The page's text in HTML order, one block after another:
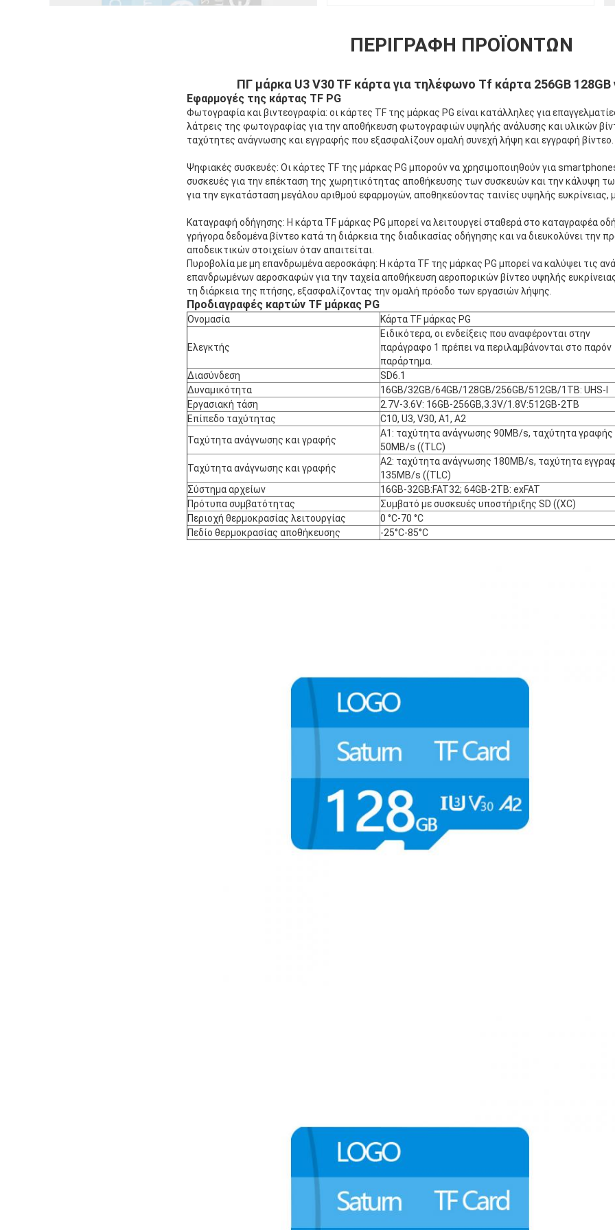
ΠΕΡΙΓΡΑΦΉ ΠΡΟΪΌΝΤΩΝ
ΠΓ μάρκα U3 V30 TF κάρτα για τηλέφωνο Tf κάρτα 256GB 128GB
Εφαρμογές της κάρτας TF PG
Φωτογραφία και βιντεογραφία: οι κάρτες TF της μάρκας PG είναι κατάλληλες για
λάτρεις της φωτογραφίας για την αποθήκευση φωτογραφιών υψηλής ανάλυσης και υλικών
ταχύτητες ανάγνωσης και εγγραφής που εξασφαλίζουν ομαλή συνεχή λήψη και εγγραφή βίντεο.
Ψηφιακές συσκευές: Οι κάρτες TF της μάρκας PG μπορούν να χρησιμοποιηθούν για
συσκευές για την επέκταση της χωρητικότητας αποθήκευσης των συσκευών και την κάλυψη
για την εγκατάσταση μεγάλου αριθμού εφαρμογών, αποθηκεύοντας ταινίες υψηλής ευκρίνειας,
Καταγραφή οδήγησης: Η κάρτα TF μάρκας PG μπορεί να λειτουργεί σταθερά στο καταγραφέα
γρήγορα δεδομένα βίντεο κατά τη διάρκεια της διαδικασίας οδήγησης και να διευκολύνει την
αποδεικτικών στοιχείων όταν απαιτείται.
Πυροβολία με μη επανδρωμένα αεροσκάφη: Η κάρτα TF της μάρκας PG μπορεί να καλύψει τις
επανδρωμένων αεροσκαφών για την ταχεία αποθήκευση αεροπορικών βίντεο υψηλής
τη διάρκεια της πτήσης, εξασφαλίζοντας την ομαλή πρόοδο των εργασιών λήψης.
Προδιαγραφές καρτών TF μάρκας PG
Ονομασία Κάρτα TF μάρκας PG
Ελεγκτής
Ειδικότερα, οι ενδείξεις που αναφέρονται στην
παράγραφο 1 πρέπει να περιλαμβάνονται στο παρόν
παράρτημα.
Διασύνδεση
SD6.1
Δυναμικότητα
16GB/32GB/64GB/128GB/256GB/512GB/1TB: UHS-I
Εργασιακή τάση
2.7V-3.6V: 16GB-256GB,3.3V/1.8V:512GB-2TB
Επίπεδο ταχύτητας
C10, U3, V30, A1, A2
Ταχύτητα ανάγνωσης και γραφής
Α1: ταχύτητα ανάγνωσης 90MB/s, ταχύτητα γραφής
50MB/s ((TLC)
Ταχύτητα ανάγνωσης και γραφής
Α2: ταχύτητα ανάγνωσης 180MB/s, ταχύτητα
135MB/s ((TLC)
Σύστημα αρχείων
16GB-32GB:FAT32; 64GB-2TB: exFAT
Πρότυπα συμβατότητας
Συμβατό με συσκευές υποστήριξης SD ((XC)
Περιοχή θερμοκρασίας λειτουργίας
0 °C-70 °C
Πεδίο θερμοκρασίας αποθήκευσης
-25°C-85°C